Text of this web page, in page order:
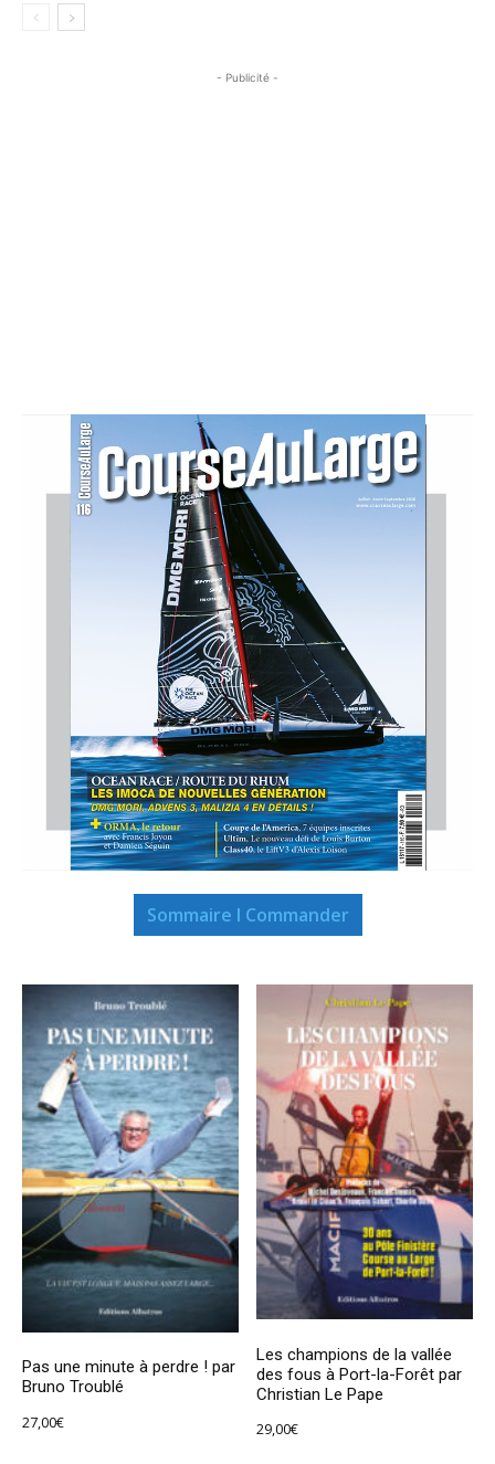
- Publicité -
Sommaire I Commander
Pas une minute à perdre ! par
Bruno Troublé
27,00€
Les champions de la vallée
des fous à Port-la-Forêt par
Christian Le Pape
29,00€